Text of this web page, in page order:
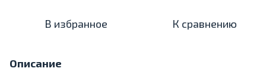
В избранное К сравнению
Описание